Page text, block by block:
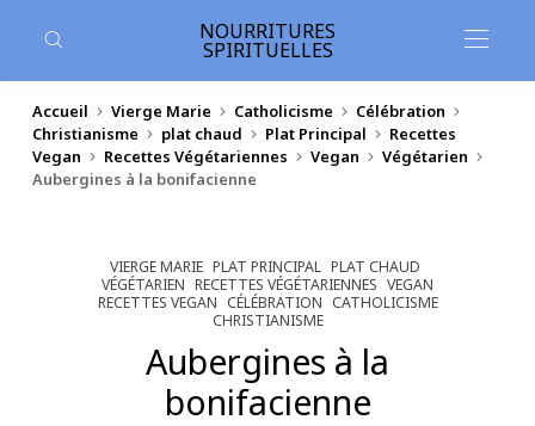
principal
NOURRITURES
SPIRITUELLES
Accueil Vierge Marie Catholicisme
Célébration
Christianisme
plat chaud Plat Principal
Recettes
Vegan
Recettes Végétariennes Vegan
Végétarien
Aubergines à la bonifacienne
VIERGE MARIE PLAT PRINCIPAL PLAT CHAUD
VÉGÉTARIEN RECETTES VÉGÉTARIENNES VEGAN
RECETTES VEGAN CÉLÉBRATION CATHOLICISME
CHRISTIANISME
Aubergines à la
bonifacienne